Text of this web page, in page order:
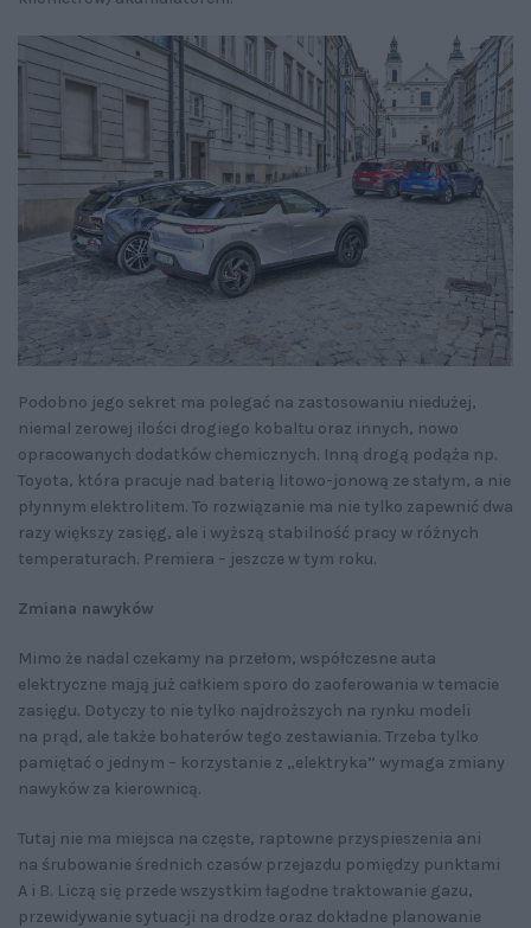
Podobno jego sekret ma polegać na zastosowaniu niedużej,
niemal zerowej ilości drogiego kobaltu oraz innych, nowo
opracowanych dodatków chemicznych. Inną drogą podąża np.
Toyota, która pracuje nad baterią litowo-jonową ze stałym, a nie
płynnym elektrolitem. To rozwiązanie ma nie tylko zapewnić dwa
razy większy zasięg, ale i wyższą stabilność pracy w różnych
temperaturach. Premiera – jeszcze w tym roku.
Zmiana nawyków
Mimo że nadal czekamy na przełom, współczesne auta
elektryczne mają już całkiem sporo do zaoferowania w temacie
zasięgu. Dotyczy to nie tylko najdroższych na rynku modeli
na prąd, ale także bohaterów tego zestawiania. Trzeba tylko
pamiętać o jednym – korzystanie z „elektryka” wymaga zmiany
nawyków za kierownicą.
Tutaj nie ma miejsca na częste, raptowne przyspieszenia ani
na śrubowanie średnich czasów przejazdu pomiędzy punktami
A i B. Liczą się przede wszystkim łagodne traktowanie gazu,
przewidywanie sytuacji na drodze oraz dokładne planowanie